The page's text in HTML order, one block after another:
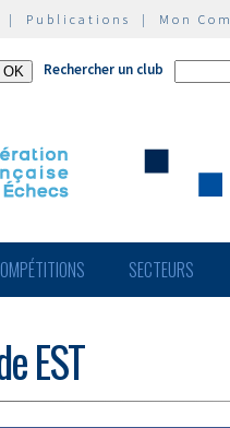
| Publications | Mon
Rechercher un club
SECTEURS
EST